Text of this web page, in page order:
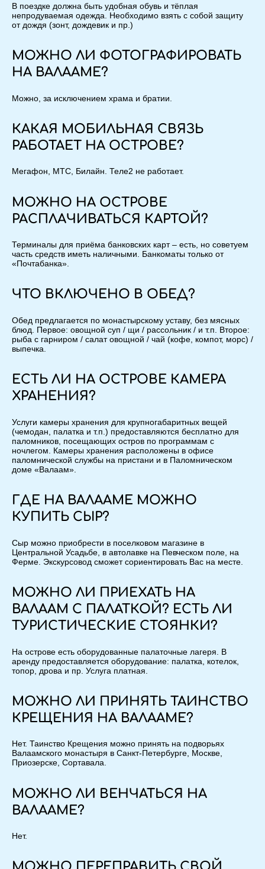
В поездке должна быть удобная обувь и тёплая
непродуваемая одежда. Необходимо взять с собой защиту
от дождя (зонт, дождевик и пр.)
МОЖНО ЛИ ФОТОГРАФИРОВАТЬ
НА ВАЛААМЕ?
Можно, за исключением храма и братии.
КАКАЯ МОБИЛЬНАЯ СВЯЗЬ
РАБОТАЕТ НА ОСТРОВЕ?
Мегафон, МТС, Билайн. Теле2 не работает.
МОЖНО НА ОСТРОВЕ
РАСПЛАЧИВАТЬСЯ КАРТОЙ?
Терминалы для приёма банковских карт – есть, но советуем
часть средств иметь наличными. Банкоматы только от
«Почтабанка».
ЧТО ВКЛЮЧЕНО В ОБЕД?
Обед предлагается по монастырскому уставу, без мясных
блюд. Первое: овощной суп / щи / рассольник / и т.п. Второе:
рыба с гарниром / салат овощной / чай (кофе, компот, морс) /
выпечка.
ЕСТЬ ЛИ НА ОСТРОВЕ КАМЕРА
ХРАНЕНИЯ?
Услуги камеры хранения для крупногабаритных вещей
(чемодан, палатка и т.п.) предоставляются бесплатно для
паломников, посещающих остров по программам с
ночлегом. Камеры хранения расположены в офисе
паломнической службы на пристани и в Паломническом
доме «Валаам».
ГДЕ НА ВАЛААМЕ МОЖНО
КУПИТЬ СЫР?
Сыр можно приобрести в поселковом магазине в
Центральной Усадьбе, в автолавке на Певческом поле, на
Ферме. Экскурсовод сможет сориентировать Вас на месте.
МОЖНО ЛИ ПРИЕХАТЬ НА
ВАЛААМ С ПАЛАТКОЙ? ЕСТЬ ЛИ
ТУРИСТИЧЕСКИЕ СТОЯНКИ?
На острове есть оборудованные палаточные лагеря. В
аренду предоставляется оборудование: палатка, котелок,
топор, дрова и пр. Услуга платная.
МОЖНО ЛИ ПРИНЯТЬ ТАИНСТВО
КРЕЩЕНИЯ НА ВАЛААМЕ?
Нет. Таинство Крещения можно принять на подворьях
Валаамского монастыря в Санкт-Петербурге, Москве,
Приозерске, Сортавала.
МОЖНО ЛИ ВЕНЧАТЬСЯ НА
ВАЛААМЕ?
Нет.